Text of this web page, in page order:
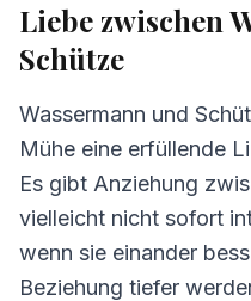
Schütze
3. Kommunikation
und Schütze
4.
Wassermann und
5. Tipps für
6. Häufig gestellte
Liebe zwischen
Schütze
Wassermann und
Mühe eine erfüllende
Es gibt Anziehung
vielleicht nicht sofort
wenn sie einander
Beziehung tiefer